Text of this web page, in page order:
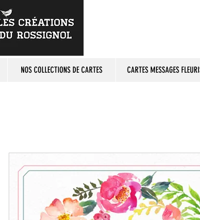
NOS COLLECTIONS DE CARTES CARTES MESSAGES